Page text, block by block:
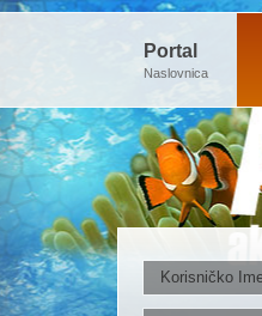
Portal
Naslovnica